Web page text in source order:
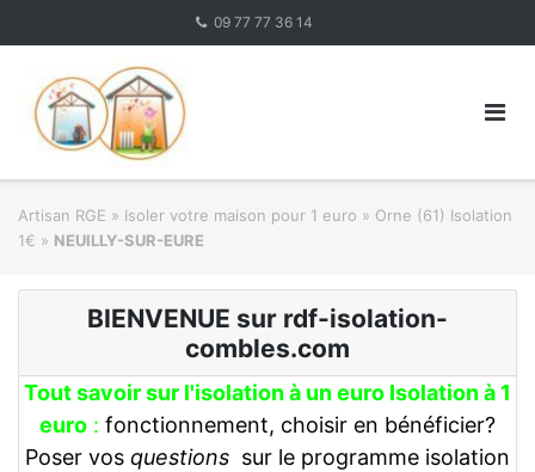
09 77 77 36 14
Artisan RGE » Isoler votre maison pour 1 euro » Orne (61) Isolation
1€ » NEUILLY-SUR-EURE
BIENVENUE sur rdf-isolation-
combles.com
Tout savoir sur l'isolation à un euro Isolation à 1
euro : fonctionnement, choisir en bénéficier?
Poser vos questions sur le programme isolation